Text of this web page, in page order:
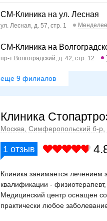
СМ-Клиника на ул. Лесная
ул. Лесная, д. 57, стр. 1
СМ-Клиника на
пр-т Волгоградский, д. 42, стр. 12
еще 9 филиалов
Клиника
Москва, Симферопольский б-р,
1 отзыв
Клиника занимается лечением
квалификации -
Медицинский центр оснащен
практически любое